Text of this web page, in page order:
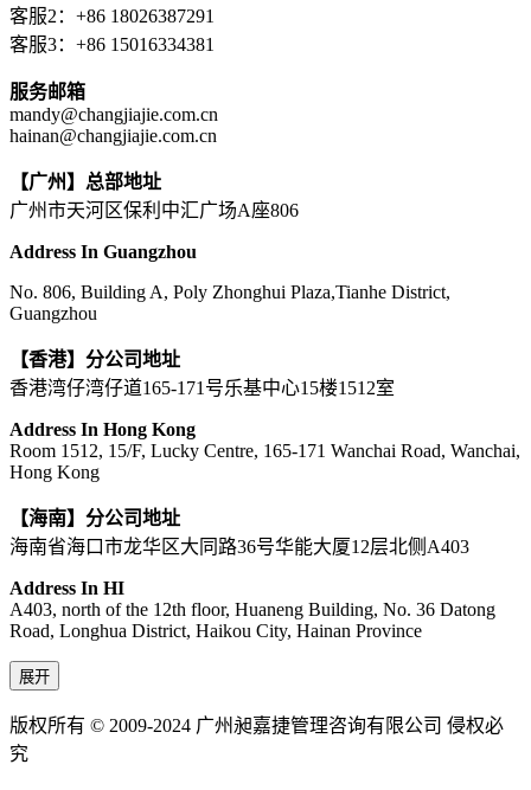
客服2：+86 18026387291
客服3：+86 15016334381
服务邮箱
mandy@changjiajie.com.cn
hainan@changjiajie.com.cn
【广州】总部地址
广州市天河区保利中汇广场A座806
Address In Guangzhou
No. 806, Building A, Poly Zhonghui Plaza,Tianhe District,
Guangzhou
【香港】分公司地址
香港湾仔湾仔道165-171号乐基中心15楼1512室
Address In Hong Kong
Room 1512, 15/F, Lucky Centre, 165-171 Wanchai Road, Wanchai,
Hong Kong
【海南】分公司地址
海南省海口市龙华区大同路36号华能大厦12层北侧A403
Address In HI
A403, north of the 12th floor, Huaneng Building, No. 36 Datong
Road, Longhua District, Haikou City, Hainan Province
展开
版权所有 © 2009-2024 广州昶嘉捷管理咨询有限公司 侵权必
究